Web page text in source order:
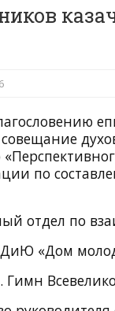
по
отдел по
«Дом